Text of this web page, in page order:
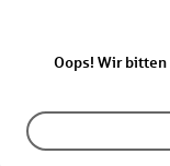
Oops! Wir